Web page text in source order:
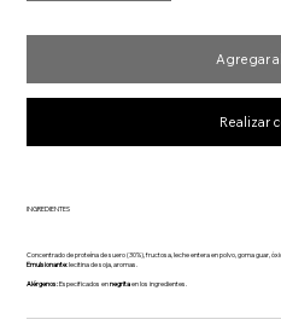
Agregar
Realizar
INGREDIENTES
Concentrado de proteína de suero (30%), fructosa, leche entera en polvo, goma guar,
Emulsionante:lecitina de soja, aromas.
Alérgenos:Especificados ennegritaen los ingredientes.